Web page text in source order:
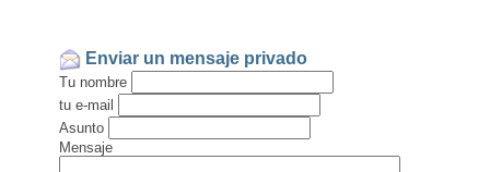
Enviar un mensaje privado
Tu nombre
tu e-mail
Asunto
Mensaje